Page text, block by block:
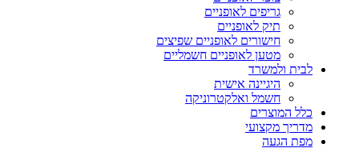
גריפים לאופניים
תיק לאופניים
חישורים לאופניים שפיצים
מטען לאופניים חשמליים
לבית ולמשרד
היגיינה אישית
חשמל ואלקטרוניקה
כלל המוצרים
מדריך מקצועי
מפת הגעה